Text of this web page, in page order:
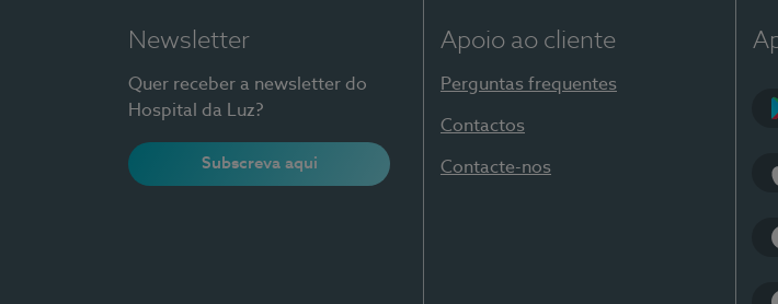
Newsletter
Quer receber a newsletter do
Hospital da Luz?
Subscreva aqui
Apoio ao cliente
Perguntas frequentes
Contactos
Contacte-nos